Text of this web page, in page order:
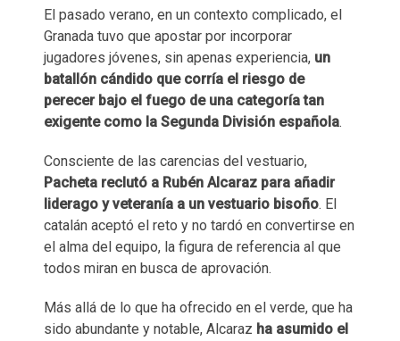
El pasado verano, en un contexto complicado, el
Granada tuvo que apostar por incorporar
jugadores jóvenes, sin apenas experiencia, un
batallón cándido que corría el riesgo de
perecer bajo el fuego de una categoría tan
exigente como la Segunda División española.
Consciente de las carencias del vestuario,
Pacheta reclutó a Rubén Alcaraz para añadir
liderago y veteranía a un vestuario bisoño. El
catalán aceptó el reto y no tardó en convertirse en
el alma del equipo, la figura de referencia al que
todos miran en busca de aprovación.
Más allá de lo que ha ofrecido en el verde, que ha
sido abundante y notable, Alcaraz ha asumido el